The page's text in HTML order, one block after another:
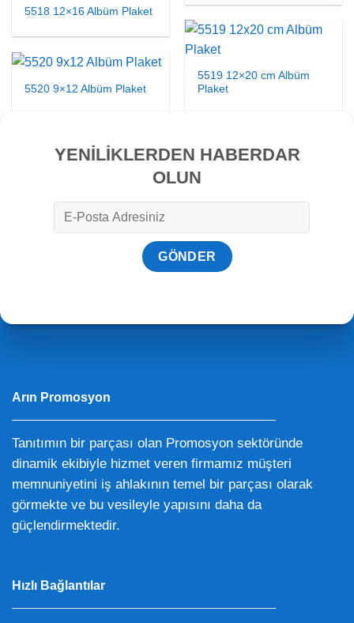
5518 12×16 Albüm Plaket
5519 12×20 cm Albüm
Plaket
5520 9×12 Albüm Plaket
YENİLİKLERDEN HABERDAR
OLUN
Arın Promosyon
Tanıtımın bir parçası olan Promosyon sektöründe
dinamik ekibiyle hizmet veren firmamız müşteri
memnuniyetini iş ahlakının temel bir parçası olarak
görmekte ve bu vesileyle yapısını daha da
güçlendirmektedir.
Hızlı Bağlantılar